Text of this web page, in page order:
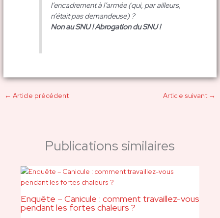
l’encadrement à l’armée (qui, par ailleurs,
n’était pas demandeuse) ?
Non au SNU ! Abrogation du SNU !
← Article précédent Article suivant →
Publications similaires
Enquête – Canicule : comment travaillez-vous
pendant les fortes chaleurs ?